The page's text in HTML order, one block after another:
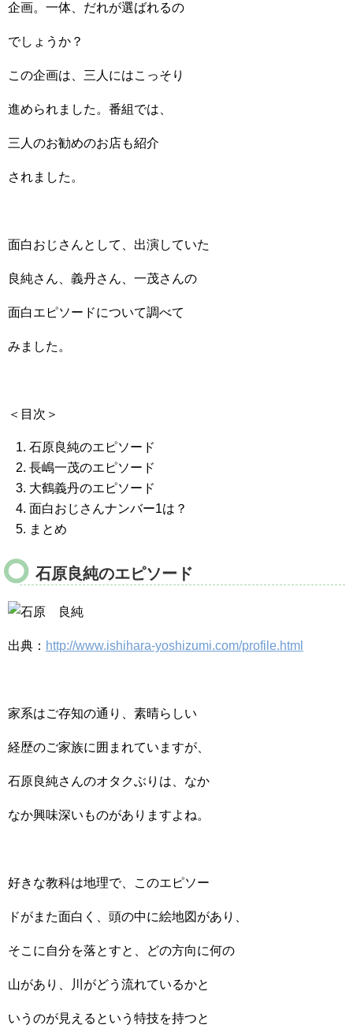
企画。一体、だれが選ばれるの
でしょうか？
この企画は、三人にはこっそり
進められました。番組では、
三人のお勧めのお店も紹介
されました。
面白おじさんとして、出演していた
良純さん、義丹さん、一茂さんの
面白エピソードについて調べて
みました。
＜目次＞
石原良純のエピソード
長嶋一茂のエピソード
大鶴義丹のエピソード
面白おじさんナンバー1は？
まとめ
石原良純のエピソード
出典： http://www.ishihara-yoshizumi.com/profile.html
家系はご存知の通り、素晴らしい
経歴のご家族に囲まれていますが、
石原良純さんのオタクぶりは、なか
なか興味深いものがありますよね。
好きな教科は地理で、このエピソー
ドがまた面白く、頭の中に絵地図があり、
そこに自分を落とすと、どの方向に何の
山があり、川がどう流れているかと
いうのが見えるという特技を持つと